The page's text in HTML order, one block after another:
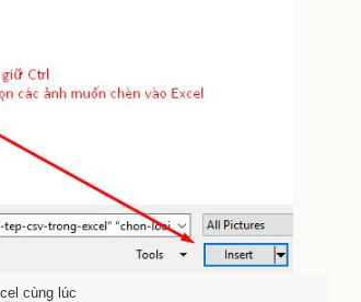
cùng lúc